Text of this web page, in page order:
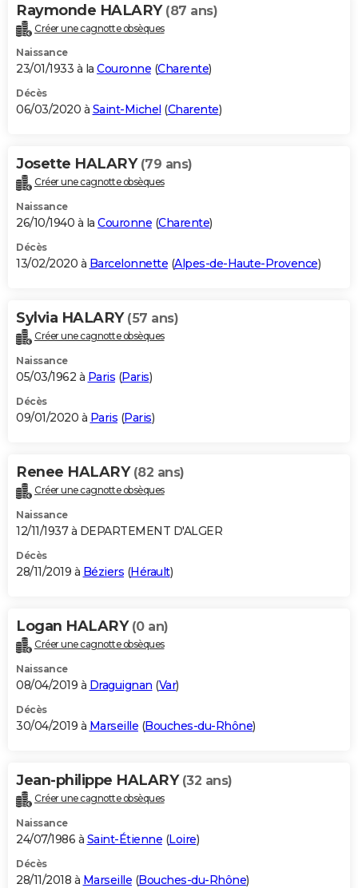
Raymonde HALARY (87 ans)
Créer une cagnotte obsèques
Naissance
23/01/1933 à la Couronne (Charente)
Décès
06/03/2020 à Saint-Michel (Charente)
Josette HALARY (79 ans)
Créer une cagnotte obsèques
Naissance
26/10/1940 à la Couronne (Charente)
Décès
13/02/2020 à Barcelonnette (Alpes-de-Haute-Provence)
Sylvia HALARY (57 ans)
Créer une cagnotte obsèques
Naissance
05/03/1962 à Paris (Paris)
Décès
09/01/2020 à Paris (Paris)
Renee HALARY (82 ans)
Créer une cagnotte obsèques
Naissance
12/11/1937 à DEPARTEMENT D'ALGER
Décès
28/11/2019 à Béziers (Hérault)
Logan HALARY (0 an)
Créer une cagnotte obsèques
Naissance
08/04/2019 à Draguignan (Var)
Décès
30/04/2019 à Marseille (Bouches-du-Rhône)
Jean-philippe HALARY (32 ans)
Créer une cagnotte obsèques
Naissance
24/07/1986 à Saint-Étienne (Loire)
Décès
28/11/2018 à Marseille (Bouches-du-Rhône)